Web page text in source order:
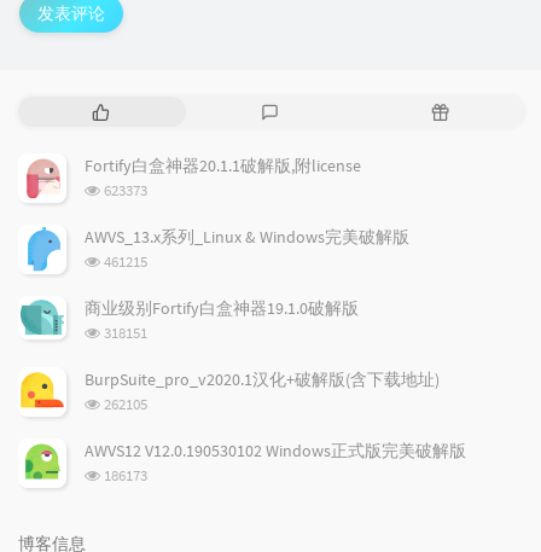
发表评论
热
文
章
评
论
随
Fortify白盒神器20.1.1破解版,附license
浏
次
623373
AWVS_13.x系列_Linux & Windows完美破解版
浏
次
461215
商业级别Fortify白盒神器19.1.0破解版
浏
次
数:
318151
BurpSuite_pro_v2020.1汉化+破解版(含下载地址)
浏
次
262105
AWVS12 V12.0.190530102 Windows正式版完美破解版
浏
186173
博客信息